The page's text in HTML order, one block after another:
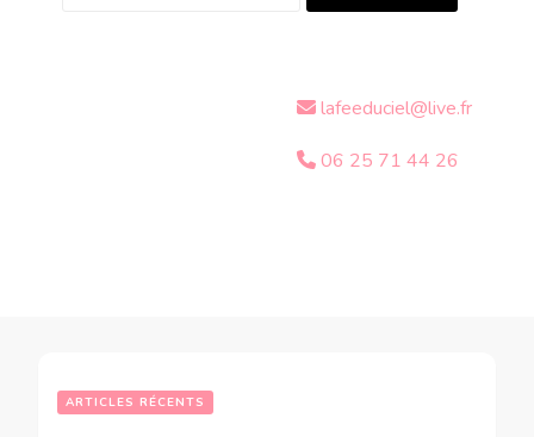
lafeeduciel@live.fr
06 25 71 44 26
ARTICLES RÉCENTS